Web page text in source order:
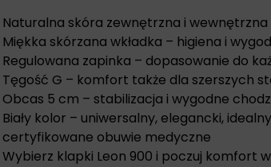
Naturalna skóra zewnętrzna i
Miękka skórzana wkładka – higiena i
Regulowana zapinka – dopasowanie do
Tęgość G – komfort także dla szerszych
Obcas 5 cm – stabilizacja i wygodne
Biały kolor – uniwersalny, elegancki,
certyfikowane obuwie medyczne
Wybierz klapki Leon 900 i poczuj komfort